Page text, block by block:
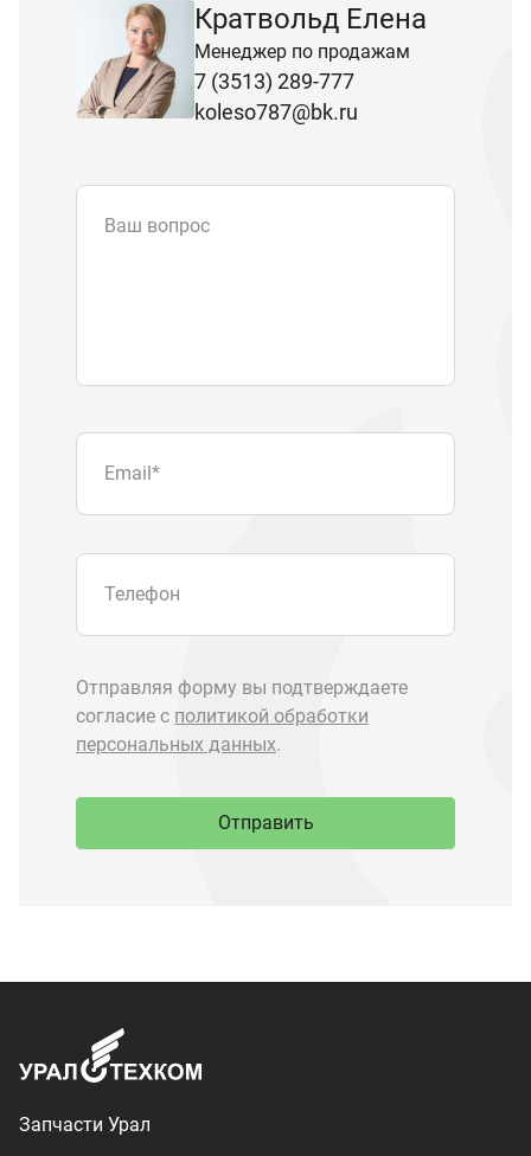
Кратвольд Елена
Менеджер по продажам
7 (3513) 289-777
koleso787@bk.ru
Ваш вопрос
Запчасти Урал
Запчасти Камаз
Спецпредложения
Доставка и оплата
utkm@mail.ru